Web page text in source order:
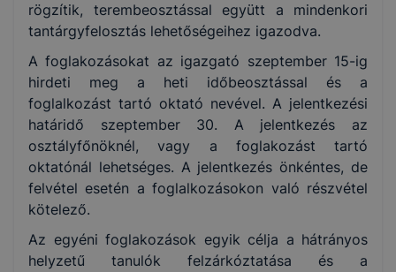
rögzítik, terembeosztással együtt a mindenkori
tantárgyfelosztás lehetőségeihez igazodva.
A foglakozásokat az igazgató szeptember 15-ig
hirdeti meg a heti időbeosztással és a
foglalkozást tartó oktató nevével. A jelentkezési
határidő szeptember 30. A jelentkezés az
osztályfőnöknél, vagy a foglakozást tartó
oktatónál lehetséges. A jelentkezés önkéntes, de
felvétel esetén a foglalkozásokon való részvétel
kötelező.
Az egyéni foglakozások egyik célja a hátrányos
helyzetű tanulók felzárkóztatása és a